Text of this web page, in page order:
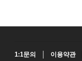
1:1문의 이용약관